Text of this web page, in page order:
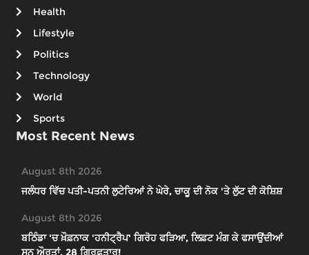
Health
Lifestyle
Politics
Technology
World
Sports
Most Recent News
August 8th 2026
ਜਲੰਧਰ ਵਿੱਚ ਪਤੀ-ਪਤਨੀ ਲੁਟੇਰਿਆਂ ਨੇ ਘੇਰੇ, ਚਾਕੂ ਦੀ ਨੋਕ 'ਤੇ ਲੁੱਟ ਦੀ ਕੋਸ਼ਿਸ਼
August 8th 2026
ਬਠਿੰਡਾ 'ਚ ਖ਼ੌਫ਼ਨਾਕ 'ਹਨੀਟ੍ਰੈਪ' ਗਿਰੋਹ ਫੜਿਆ, ਲਿਫ਼ਟ ਮੰਗ ਕੇ ਫਸਾਉਂਦੀਆਂ
ਸਨ ਔਰਤਾਂ, 28 ਗ੍ਰਿਫ਼ਤਾਰ!